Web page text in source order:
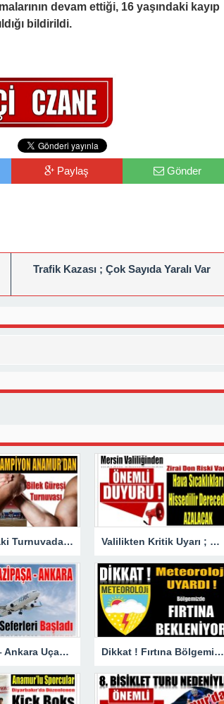
devam ettiği, 16 yaşındaki kayıp
bildirildi.
Paylaş Gönder
Trafik Kazası ; Çok Sayıda Yaralı Var
Antalya’daki Turnuvada Şampiyon Anamur’dan Valilikten Kritik Uyarı ; Hava Sıcaklığı Hissedilir Derecede Azalacak!
Gazipaşa – Ankara Uçak Seferleri Başladı Dikkat ! Fırtına Bölgemizde Etkili Olacak